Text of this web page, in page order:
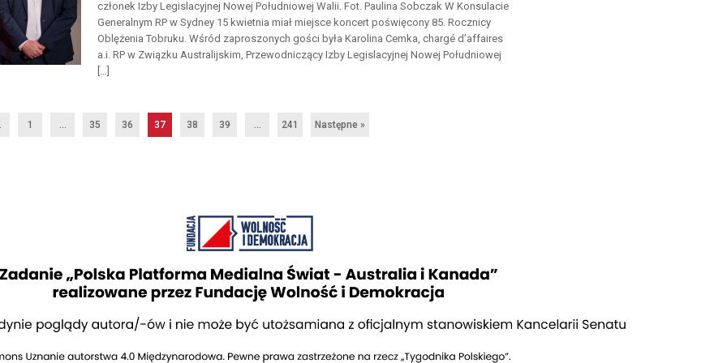
członek Izby Legislacyjnej Nowej Południowej Walii. Fot. Paulina Sobczak W Konsulacie
Generalnym RP w Sydney 15 kwietnia miał miejsce koncert poświęcony 85. Rocznicy
Oblężenia Tobruku. Wśród zaproszonych gości była Karolina Cemka, chargé d’affaires
a.i. RP w Związku Australijskim, Przewodniczący Izby Legislacyjnej Nowej Południowej
[…]
1 … 35 36 37 38 39 … 241 Następne »